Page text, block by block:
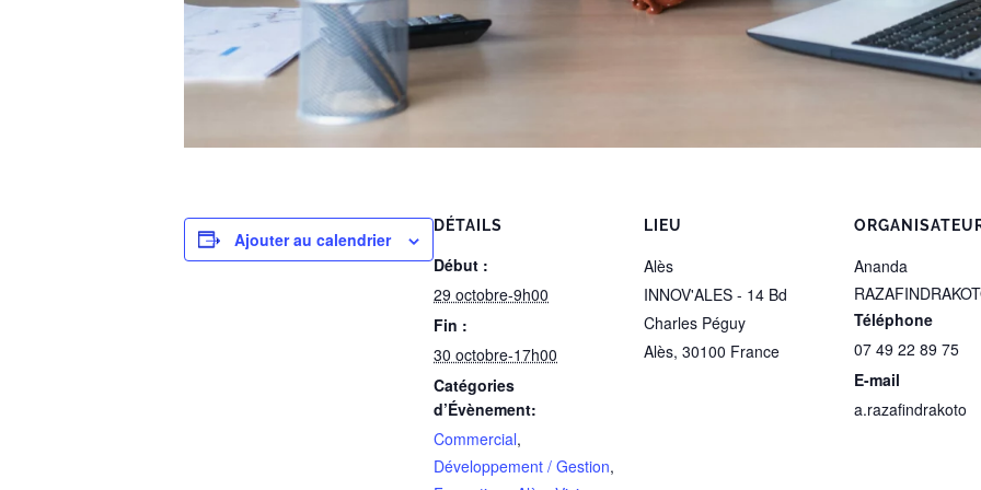
Ajouter au calendrier
DÉTAILS
Début :
29 octobre-9h00
Fin :
30 octobre-17h00
Catégories
d’Évènement:
Commercial,
Développement / Gestion,
LIEU
Alès
INNOV'ALES - 14 Bd
Charles Péguy
Alès, 30100 France
Ananda
Téléphone
07 49 22 89 75
E-mail
a.razafindrakoto